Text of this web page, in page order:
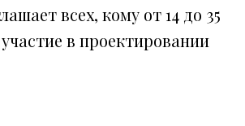
всех, кому от 14 до 35
в проектировании